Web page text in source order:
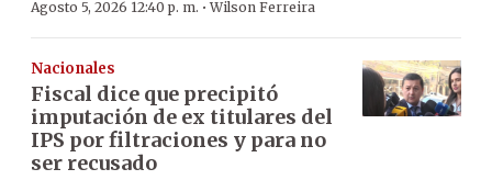
Agosto 5, 2026 12:40 p. m. ·Wilson Ferreira
Nacionales
Fiscal dice que precipitó
imputación de ex titulares del
IPS por filtraciones y para no
ser recusado